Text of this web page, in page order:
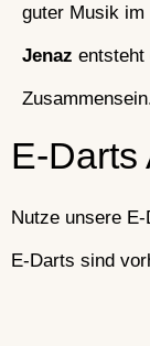
guter Musik im
Jenaz entsteht
E-Darts
Nutze unsere
E-Darts sind